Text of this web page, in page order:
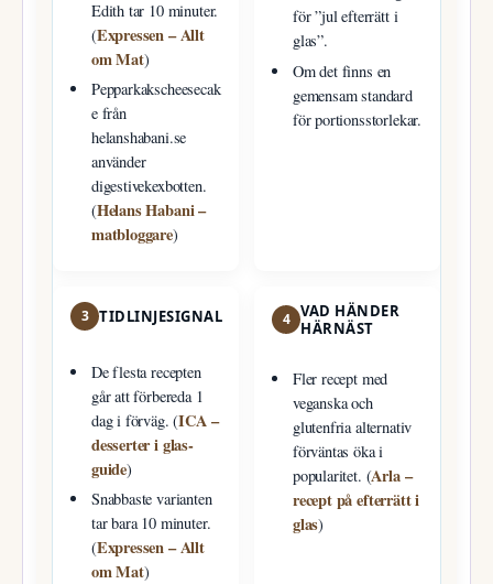
Edith tar 10 minuter.
(Expressen – Allt
om Mat)
Pepparkakscheesecak
e från
helanshabani.se
använder
digestivekexbotten.
(Helans Habani –
matbloggare)
för ”jul efterrätt i
glas”.
Om det finns en
gemensam standard
för portionsstorlekar.
3 TIDLINJESIGNAL
De flesta recepten
går att förbereda 1
dag i förväg. (ICA –
desserter i glas-
guide)
Snabbaste varianten
tar bara 10 minuter.
(Expressen – Allt
om Mat)
4 VAD HÄNDER
HÄRNÄST
Fler recept med
veganska och
glutenfria alternativ
förväntas öka i
popularitet. (Arla –
recept på efterrätt i
glas)